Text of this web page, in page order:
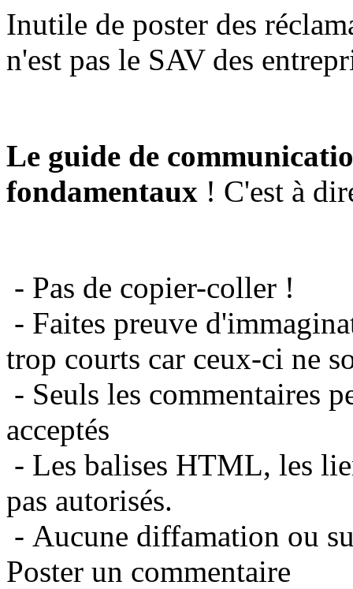
Inutile de poster des
n'est pas le SAV des
Le guide de
fondamentaux ! C'est à
- Pas de copier-coller !
- Faites preuve
trop courts car ceux-ci ne
- Seuls les commentaires
acceptés
- Les balises HTML, les
pas autorisés.
- Aucune diffamation ou
Poster un commentaire